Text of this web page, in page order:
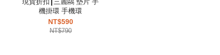
機掛環 手機環
NT$590
NT$790